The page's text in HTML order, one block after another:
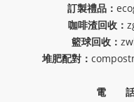
訂製禮品：
咖啡渣回收：
籃球回收：
堆肥配對：
電 話